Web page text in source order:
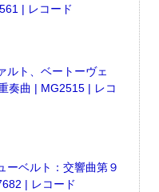
| レコード
ルト、ベートーヴェ
奏曲 | MG2515 | レコ
ーベルト：交響曲第９
| レコード